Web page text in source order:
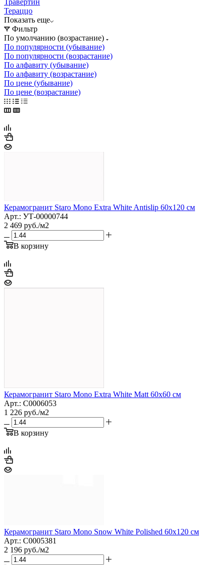
Тераццо
Показать еще
Фильтр
По умолчанию (возрастание)
По популярности (убывание)
По популярности (возрастание)
По алфавиту (убывание)
По алфавиту (возрастание)
По цене (убывание)
По цене (возрастание)
Керамогранит Staro Mono Extra White Antislip 60x120 см
Арт.: УТ-00000744
2 469 руб./м2
В корзину
Керамогранит Staro Mono Extra White Matt 60x60 см
Арт.: С0006053
1 226 руб./м2
В корзину
Керамогранит Staro Mono Snow White Polished 60x120 см
Арт.: С0005381
2 196 руб./м2